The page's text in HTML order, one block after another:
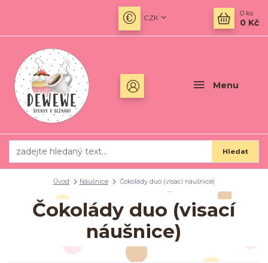
Menu
CZK
Hledat
0 ks
0 Kč
Úvod Náušnice Čokolády duo (visací náušnice)
Čokolády duo (visací
náušnice)